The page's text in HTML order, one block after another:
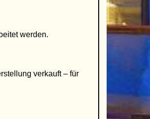
werden.
verkauft – für